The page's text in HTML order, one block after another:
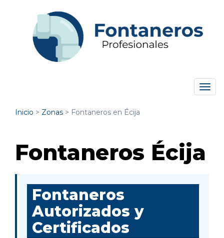
Inicio > Zonas > Fontaneros en Écija
Fontaneros Écija
Fontaneros
Autorizados y
Certificados